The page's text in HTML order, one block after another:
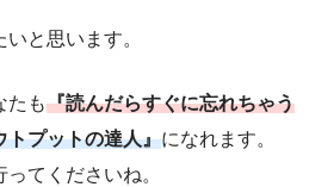
と思います。
たも『読んだらすぐに忘れちゃう
トプットの達人』になれます。
てくださいね。